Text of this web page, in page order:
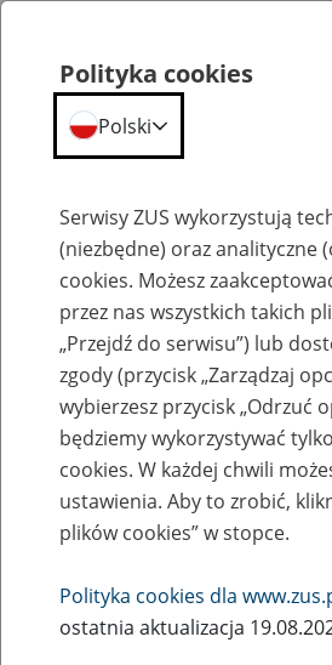
podana
Błąd
Przejdź do strony głównej
Polityka cookies
Polski
Serwisy ZUS wykorzystują
(niezbędne) oraz analityczne
cookies. Możesz
przez nas wszystkich takich
„Przejdź do serwisu”) lub
zgody (przycisk „Zarządzaj
wybierzesz przycisk „Odrzuć
będziemy wykorzystywać
cookies. W każdej chwili
ustawienia. Aby to zrobić,
plików cookies” w stopce.
Polityka cookies dla
ostatnia aktualizacja